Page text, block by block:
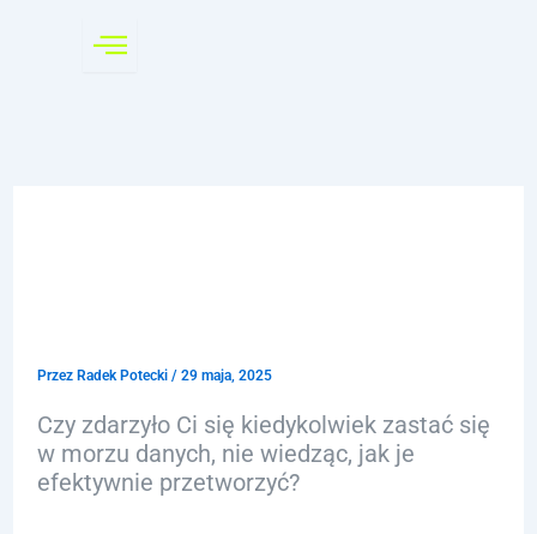
Przez Radek Potecki / 29 maja, 2025
Czy zdarzyło Ci się kiedykolwiek zastać się
w morzu danych, nie wiedząc, jak je
efektywnie przetworzyć?